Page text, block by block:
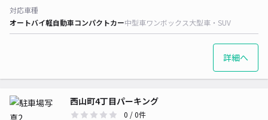
対応車種
オートバイ軽自動車コンパクトカー中型車ワンボックス大型車・SUV
詳細へ
西山町4丁目パーキング
0 / 0件